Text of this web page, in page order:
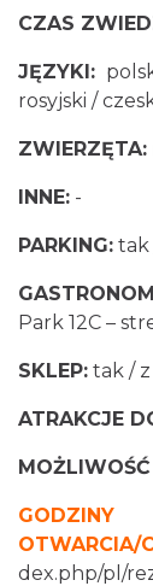
CZAS
JĘZYKI:
rosyjski /
ZWIERZĘTA:
INNE: -
PARKING: tak
Park 12C –
SKLEP: tak /
ATRAKCJE
GODZINY
OTWARCIA/
dex.php/pl/